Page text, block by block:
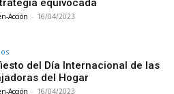
equivocada
Acción - 16/04/2023
del Día Internacional de las
del Hogar
Acción - 16/04/2023